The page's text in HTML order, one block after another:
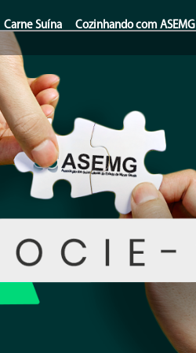
Carne Suína Cozinhando com ASEMG